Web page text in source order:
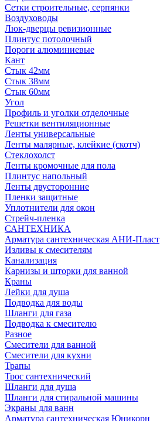
Сетки строительные, серпянки
Воздуховоды
Люк-дверцы ревизионные
Плинтус потолочный
Пороги алюминиевые
Кант
Стык 42мм
Стык 38мм
Стык 60мм
Угол
Профиль и уголки отделочные
Решетки вентиляционные
Ленты универсальные
Ленты малярные, клейкие (скотч)
Стеклохолст
Ленты кромочные для пола
Плинтус напольный
Ленты двусторонние
Пленки защитные
Уплотнители для окон
Стрейч-пленка
САНТЕХНИКА
Арматура сантехническая АНИ-Пласт
Изливы к смесителям
Канализация
Карнизы и шторки для ванной
Краны
Лейки для душа
Подводка для воды
Шланги для газа
Подводка к смесителю
Разное
Смесители для ванной
Смесители для кухни
Трапы
Трос сантехнический
Шланги для душа
Шланги для стиральной машины
Экраны для ванн
Арматура сантехническая Юникорн